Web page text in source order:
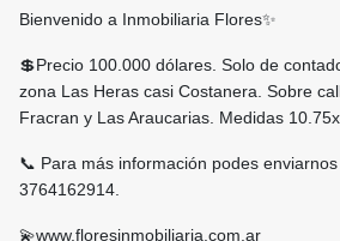
Bienvenido a Inmobiliaria Flores✨
💲Precio 100.000 dólares. Solo de
zona Las Heras casi Costanera. Sobre
Fracran y Las Araucarias. Medidas
📞 Para más información podes
3764162914.
💫www.floresinmobiliaria.com.ar